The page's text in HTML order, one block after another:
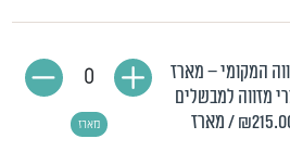
המקומי – מארז
מזווה למבשלים
/ מארז מארז
0